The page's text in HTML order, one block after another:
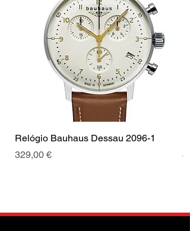
Relógio Bauhaus Dessau 2096-1
Preis
329,00 €